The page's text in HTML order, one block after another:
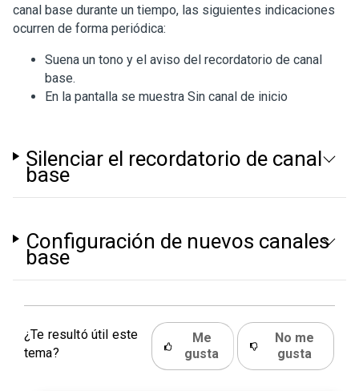
canal base durante un tiempo, las siguientes indicaciones
ocurren de forma periódica:
Suena un tono y el aviso del recordatorio de canal
base.
En la pantalla se muestra Sin canal de inicio
Silenciar el recordatorio de canal
base
Configuración de nuevos canales
base
¿Te resultó útil este
tema?
Me
gusta
No me
gusta